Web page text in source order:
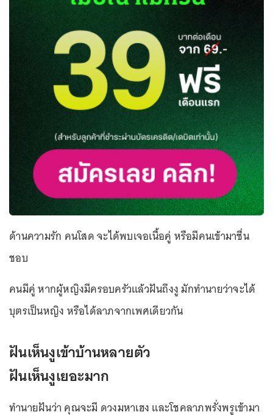
ด้านความรัก คนโสด จะได้พบเจอเนื้อคู่ หรือมีคนเข้ามาชื่น
ชอบ
คนมีคู่ หากผู้หญิงมีครอบครัวแล้วฝันถึงงู มักทำนายว่าจะได้
บุตรเป็นหญิง หรือได้ลาภจากเพศเดียวกัน
ฝันเห็นงูเข้าบ้านหลายตัว
ฝันเห็นงูเยอะมาก
ทำนายฝันว่า คุณจะมี ดวงมหาเฮง และโชคลาภพรั่งพรูเข้ามา